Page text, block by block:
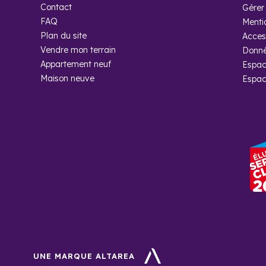
Foire aux
Quel
des quartiers de
l'Aviation ou
Quel
Contact
FAQ
Plan du site
Vendre mon terrain
Appartement neuf
Maison neuve
Gérer
UNE MARQUE ALTAREA